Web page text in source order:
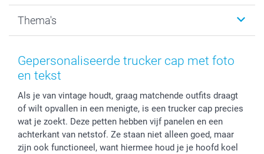
Kaarten
Bestelproces
Herroepingsrecht
Privacy
Reviews
Prijslijst
Investor Relations
Tevredenheidsgarantie
Mijn orderstatus
smartbonus
service@smartphoto.nl
Affiliate partnerprogramma
Partnerships
Influencer partnerprogramma
Thema's
Baby
Moederdag
Huwelijk
Gepersonaliseerde trucker cap met foto
en tekst
Als je van vintage houdt, graag matchende outfits draagt
of wilt opvallen in een menigte, is een trucker cap precies
wat je zoekt. Deze petten hebben vijf panelen en een
achterkant van netstof. Ze staan niet alleen goed, maar
zijn ook functioneel, want hiermee houd je je hoofd koel